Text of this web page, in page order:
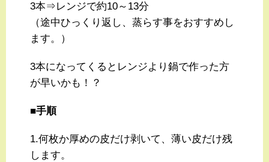
3本⇒レンジで約10～13分
（途中ひっくり返し、蒸らす事をおすすめし
ます。）
3本になってくるとレンジより鍋で作った方
が早いかも！？
■手順
1.何枚か厚めの皮だけ剥いて、薄い皮だけ残
します。